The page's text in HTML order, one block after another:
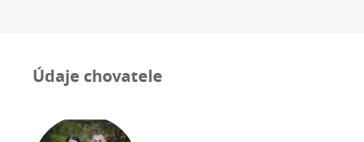
Údaje chovatele